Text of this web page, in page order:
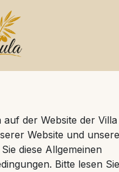
auf der Website der
Website und
diese Allgemeinen
Bitte lesen